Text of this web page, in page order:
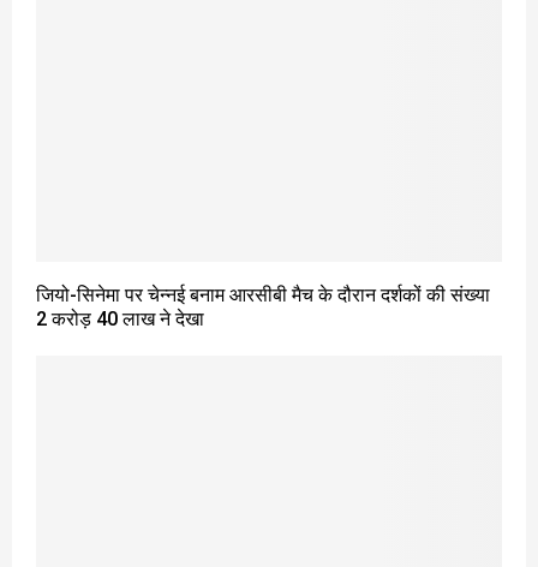
जियो-सिनेमा पर चेन्नई बनाम आरसीबी मैच के दौरान दर्शकों की संख्या
2 करोड़ 40 लाख ने देखा